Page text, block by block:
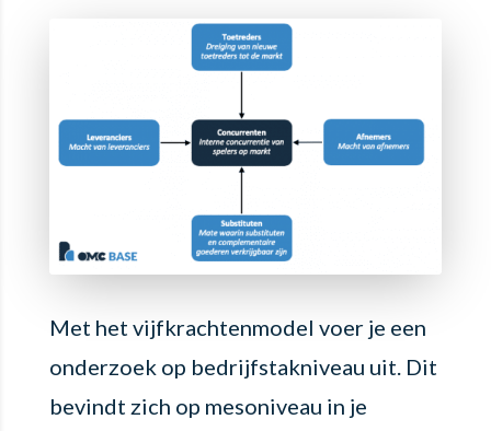
Met het vijfkrachtenmodel voer je een
onderzoek op bedrijfstakniveau uit. Dit
bevindt zich op mesoniveau in je